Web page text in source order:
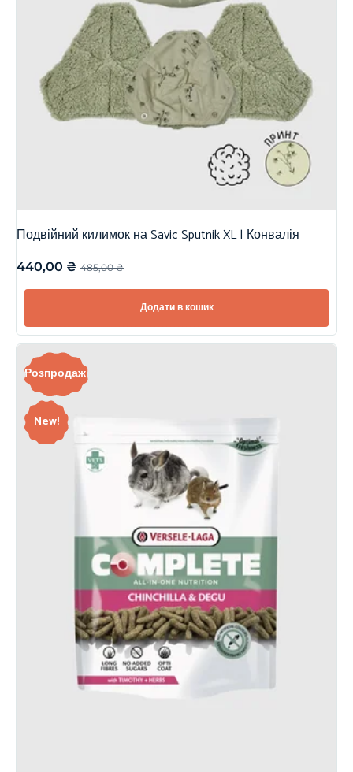
Подвійний килимок на Savic Sputnik XL | Конвалія
485,00₴
440,00 ₴
Додати в кошик
New!
Розпродаж!